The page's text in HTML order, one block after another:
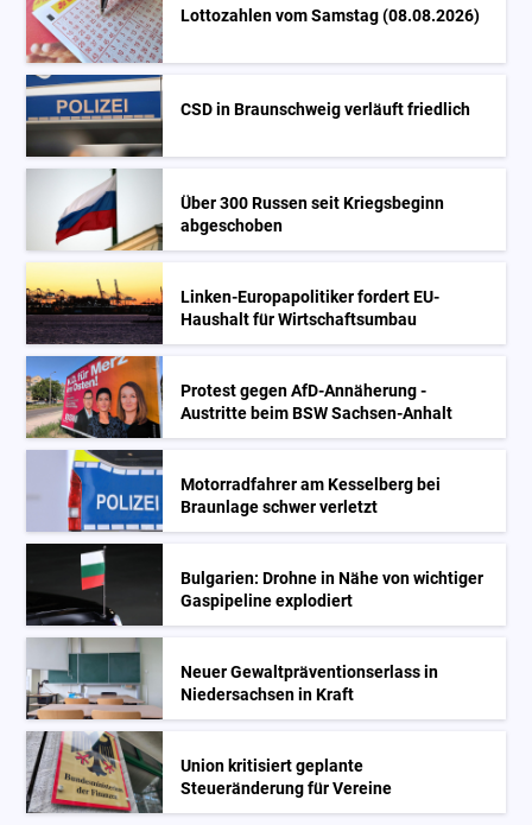
Lottozahlen vom Samstag (08.08.2026)
CSD in Braunschweig verläuft friedlich
Über 300 Russen seit Kriegsbeginn
abgeschoben
Linken-Europapolitiker fordert EU-
Haushalt für Wirtschaftsumbau
Protest gegen AfD-Annäherung -
Austritte beim BSW Sachsen-Anhalt
Motorradfahrer am Kesselberg bei
Braunlage schwer verletzt
Bulgarien: Drohne in Nähe von wichtiger
Gaspipeline explodiert
Neuer Gewaltpräventionserlass in
Niedersachsen in Kraft
Union kritisiert geplante
Steueränderung für Vereine